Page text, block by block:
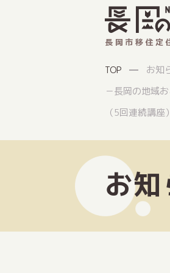
長岡市移住定
TOP お知
－長岡の地域
（5回連続講座）
お